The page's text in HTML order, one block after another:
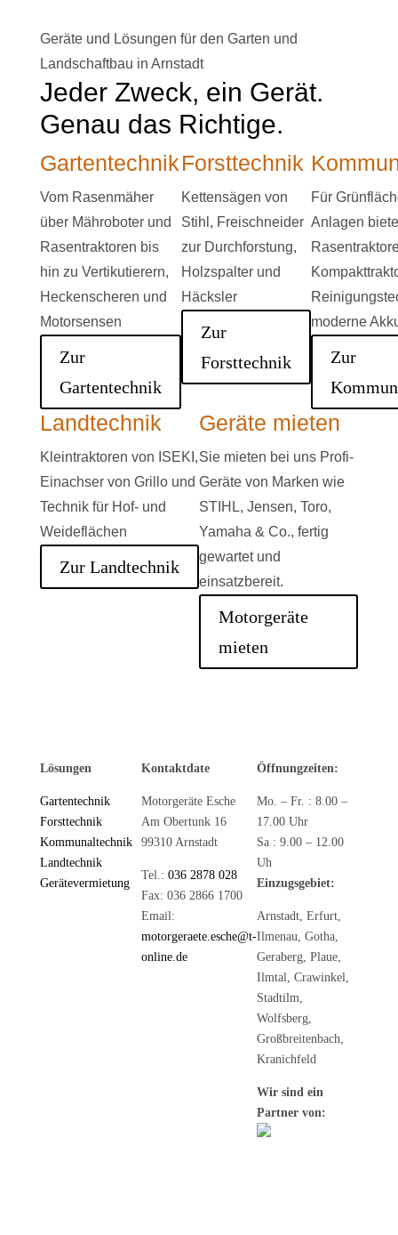
Geräte und Lösungen für den Garten und
Landschaftbau in Arnstadt
Jeder Zweck, ein Gerät.
Genau das Richtige.
Gartentechnik
Vom Rasenmäher
über Mähroboter und
Rasentraktoren bis
hin zu Vertikutierern,
Heckenscheren und
Motorsensen
Zur
Gartentechnik
Forsttechnik
Kettensägen von
Stihl, Freischneider
zur Durchforstung,
Holzspalter und
Häcksler
Zur
Forsttechnik
Für
Anlagen
moderne
Zur
Landtechnik
Kleintraktoren von ISEKI,
Einachser von Grillo und
Technik für Hof- und
Weideflächen
Zur Landtechnik
Geräte mieten
Sie mieten bei uns Profi-
Geräte von Marken wie
STIHL, Jensen, Toro,
Yamaha & Co., fertig
gewartet und
einsatzbereit.
Motorgeräte
mieten
Lösungen
Gartentechnik
Forsttechnik
Kommunaltechnik
Landtechnik
Gerätevermietung
Kontaktdate
Motorgeräte Esche
Am Obertunk 16
99310 Arnstadt
Tel.: 036 2878 028
Fax: 036 2866 1700
Email:
motorgeraete.esche@t-
online.de
Öffnungzeiten:
Mo. – Fr. : 8.00 –
17.00 Uhr
Sa : 9.00 – 12.00
Uh
Einzugsgebiet:
Arnstadt, Erfurt,
Ilmenau, Gotha,
Geraberg, Plaue,
Ilmtal, Crawinkel,
Stadtilm,
Wolfsberg,
Großbreitenbach,
Kranichfeld
Wir sind ein
Partner von: